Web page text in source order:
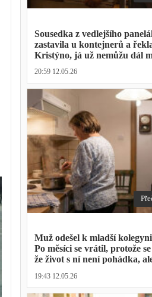
Sousedka z vedlejšího
zastavila u kontejnerů a
Kristýno, já už nemůžu dál
manžela ve čtvrtky na
lékárnou s tou samou ženou
20:59 12.05.26
Muž odešel k mladší
Po měsíci se vrátil, protože
že život s ní není pohádka,
19:43 12.05.26